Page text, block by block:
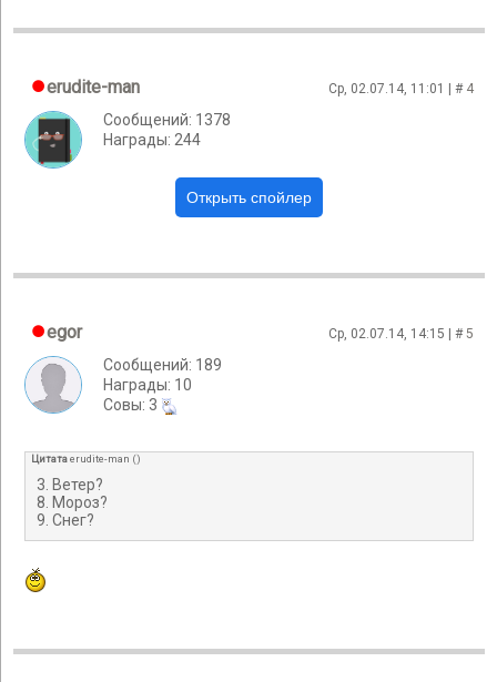
erudite-man Ср, 02.07.14, 11:01 | # 4
Сообщений: 1378
Награды: 244
egor Ср, 02.07.14, 14:15 | #5
Сообщений: 189
Награды: 10
Cовы: 3
Цитатаerudite-man ()
3. Ветер?
8. Мороз?
9. Снег?